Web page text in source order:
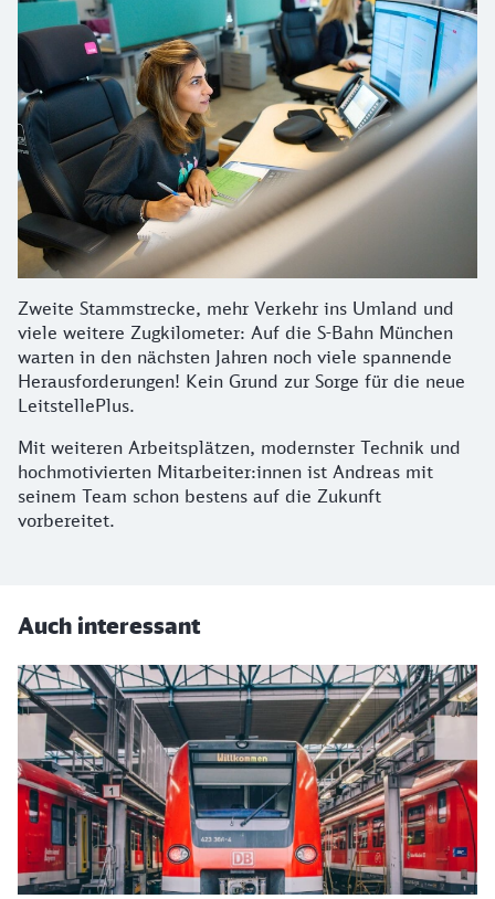
Zweite Stammstrecke, mehr Verkehr ins Umland und
viele weitere Zugkilometer: Auf die S-Bahn München
warten in den nächsten Jahren noch viele spannende
Herausforderungen! Kein Grund zur Sorge für die neue
LeitstellePlus.
Mit weiteren Arbeitsplätzen, modernster Technik und
hochmotivierten Mitarbeiter:innen ist Andreas mit
seinem Team schon bestens auf die Zukunft
vorbereitet.
Auch interessant